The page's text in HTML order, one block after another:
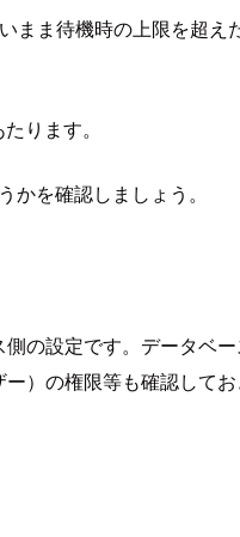
まま待機時の上限を超え
ります。
を確認しましょう。
の設定です。データベ
）の権限等も確認してお